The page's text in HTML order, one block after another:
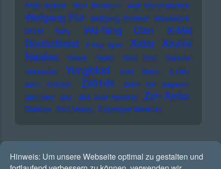
Willie Nelson
Wolf Biermann Wolf Wondratschek
Wolfgang Flür Wolfgang Zechner
Woodstock
World Party
Wu-Tang Clan
X-Mal
Deutschland
X-Ray Spex Xatar Xavier
Naidoo
Yassin Yeule Yoko Ono
Yousuke
Yukimatsu
Yungblud Yves Tumor
Z-Pain
Zach Condon
Zah1de
Zaho De Sagazan
Zartmann
Zaz Zick Zack Records Zoh Amba
Zombies Zoot Money Zugezogen Maskulin
Hinweis: Um unsere Webseite optimal zu gestalten und